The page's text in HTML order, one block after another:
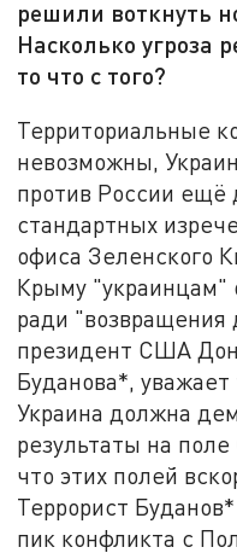
решили воткнуть
Насколько угроза
то что с того?
Территориальные
невозможны,
против России ещё
стандартных
офиса Зеленского
Крыму "украинцам"
ради "возвращения
президент США
Буданова*,
Украина должна
результаты на
что этих полей
Террорист
пик конфликта с